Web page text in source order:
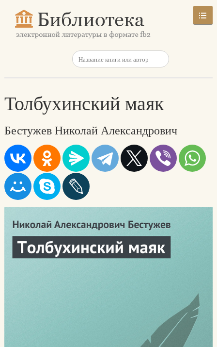
Толбухинский маяк
Бестужев Николай Александрович